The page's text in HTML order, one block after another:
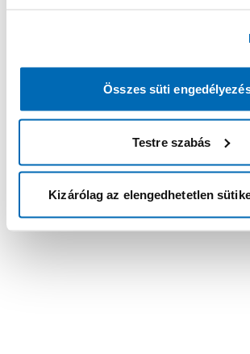
Összes süti
Testre szabás
Kizárólag az elengedhetetlen